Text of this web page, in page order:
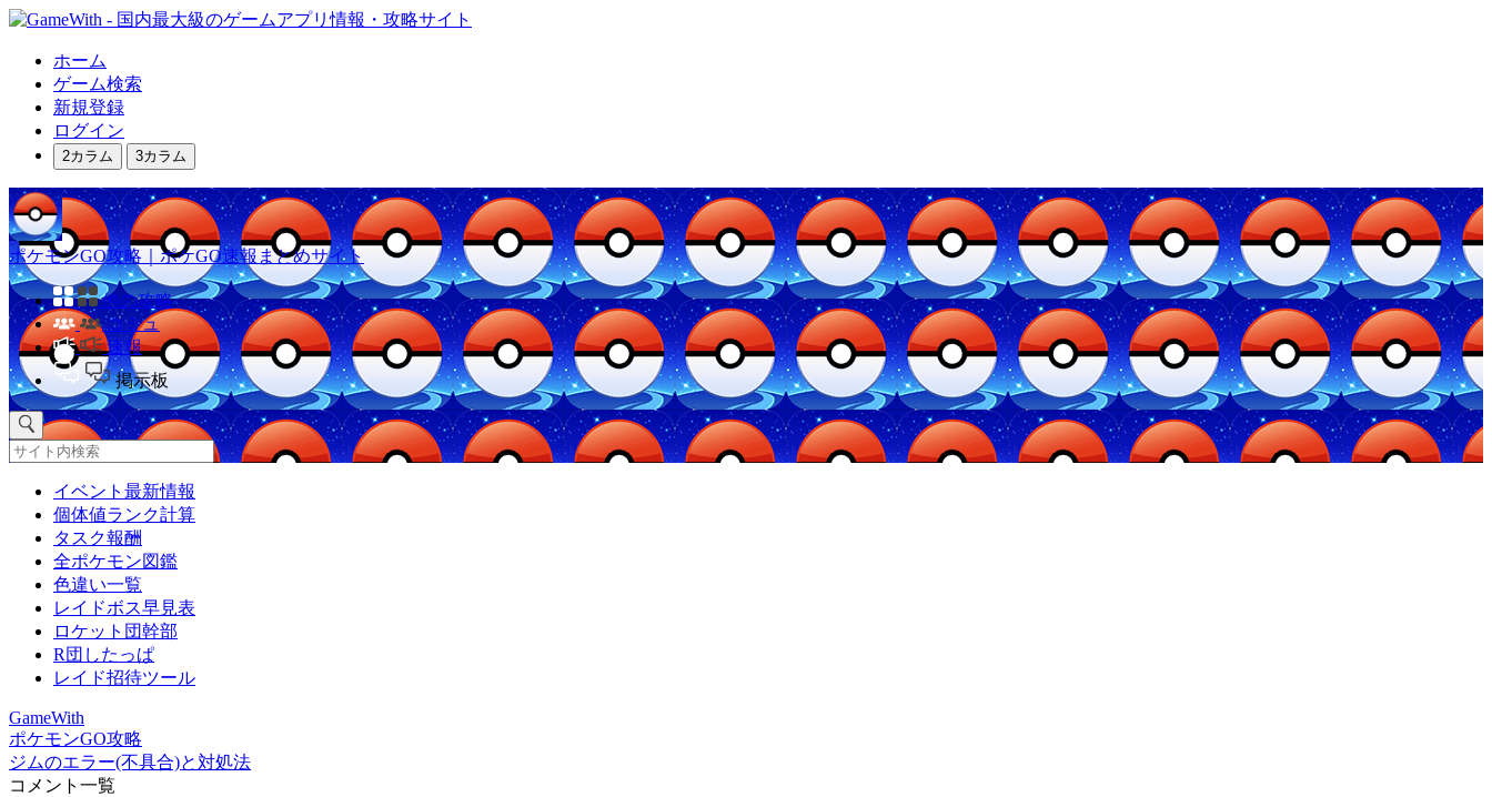
ホーム
ゲーム検索
新規登録
ログイン
2カラム 3カラム
ポケモンGO攻略｜ポケGO速報まとめサイト
他の攻略
コミュ
速報
掲示板
イベント最新情報
個体値ランク計算
タスク報酬
全ポケモン図鑑
色違い一覧
レイドボス早見表
ロケット団幹部
R団したっぱ
レイド招待ツール
GameWith
ポケモンGO攻略
ジムのエラー(不具合)と対処法
コメント一覧